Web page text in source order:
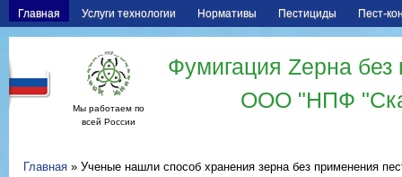
Главная Услуги технологии Нормативы Пестициды Пест-
Мы работаем по
всей России
Фумигация Zерна
ООО "НПФ
Главная » Ученые нашли способ хранения зерна без применения